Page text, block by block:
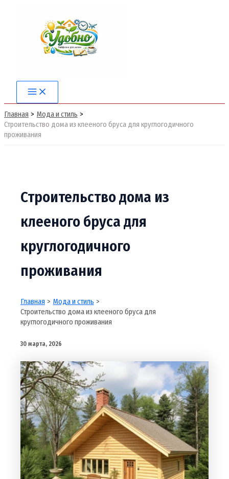
содержимому
Main
Menu
Главная
Мода и стиль
Строительство дома из клееного бруса для круглогодичного
проживания
Строительство дома из
клееного бруса для
круглогодичного
проживания
Главная
Мода и стиль
Строительство дома из клееного бруса для
круглогодичного проживания
30 марта, 2026